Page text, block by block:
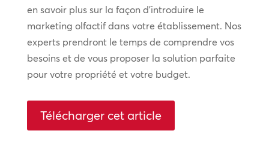
en savoir plus sur la façon d’introduire le
marketing olfactif dans votre établissement. Nos
experts prendront le temps de comprendre vos
besoins et de vous proposer la solution parfaite
pour votre propriété et votre budget.
Télécharger cet article